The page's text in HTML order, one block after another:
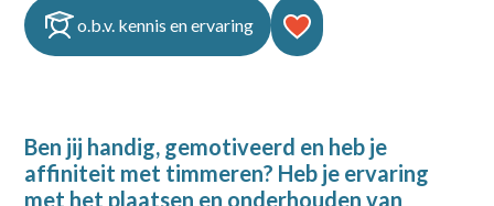
o.b.v. kennis en ervaring
Ben jij handig, gemotiveerd en heb je
affiniteit met timmeren? Heb je ervaring
met het plaatsen en onderhouden van
24 - 40